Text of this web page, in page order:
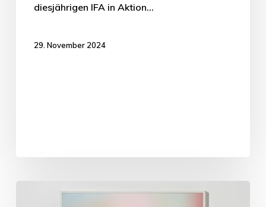
diesjährigen IFA in Aktion…
29. November 2024